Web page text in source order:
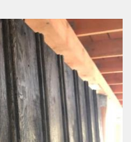
портала